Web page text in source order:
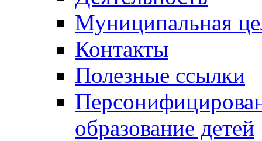
Муниципальная
Контакты
Полезные ссылки
образование детей